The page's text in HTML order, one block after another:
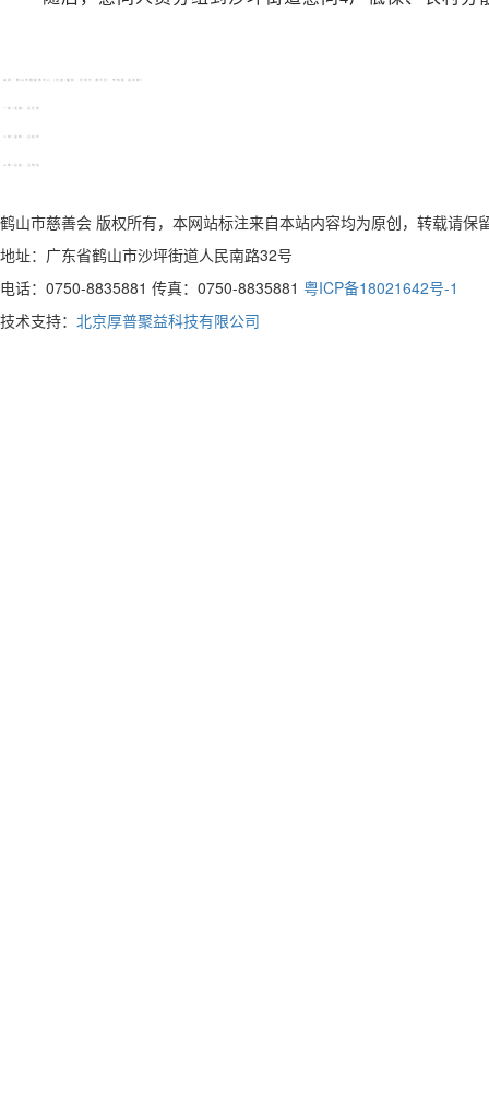
来源：鹤山市融媒体中心（记者/摄影：肖仰乐 通讯员：李伟胜 温泳嫦）
一审/责编：吴仕君
三审/总监：吕悦怡
鹤山市慈善会 版权所有，本网站标注来自本站内容均为原创，转载请保
地址：广东省鹤山市沙坪街道人民南路32号
电话：0750-8835881 传真：0750-8835881 粤ICP备18021642号-1
技术支持： 北京厚普聚益科技有限公司